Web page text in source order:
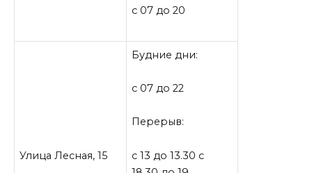
с 07 до 20
Улица Лесная, 15
Будние дни:
с 07 до 22
Перерыв:
с 13 до 13.30 с